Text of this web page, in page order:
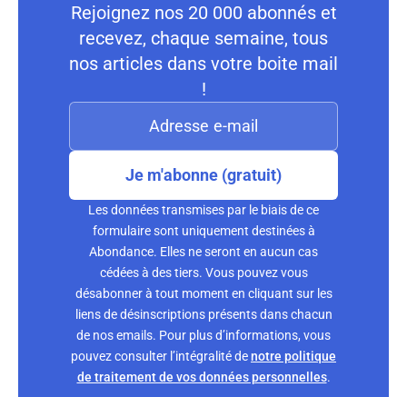
Rejoignez nos 20 000 abonnés et
recevez, chaque semaine, tous
nos articles dans votre boite mail
!
Je m'abonne (gratuit)
Les données transmises par le biais de ce
formulaire sont uniquement destinées à
Abondance. Elles ne seront en aucun cas
cédées à des tiers. Vous pouvez vous
désabonner à tout moment en cliquant sur les
liens de désinscriptions présents dans chacun
de nos emails. Pour plus d’informations, vous
pouvez consulter l’intégralité denotre politique
de traitement de vos données personnelles.